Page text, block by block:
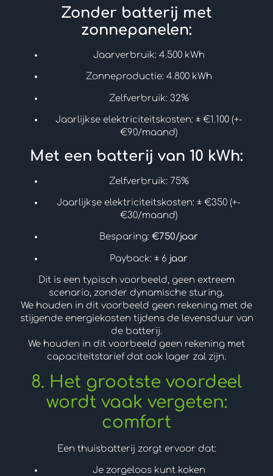
Zonder batterij met
zonnepanelen:
Jaarverbruik: 4.500 kWh
Zonneproductie: 4.800 kWh
Zelfverbruik: 32%
Jaarlijkse elektriciteitskosten: ± €1.100 (+-
€90/maand)
Met een batterij van 10 kWh:
Zelfverbruik: 75%
Jaarlijkse elektriciteitskosten: ± €350 (+-
€30/maand)
Besparing: €750/jaar
Payback: ± 6 jaar
Dit is een typisch voorbeeld, geen extreem
scenario, zonder dynamische sturing.
We houden in dit voorbeeld geen rekening met de
stijgende energiekosten tijdens de levensduur van
de batterij.
We houden in dit voorbeeld geen rekening met
capaciteitstarief dat ook lager zal zijn.
8. Het grootste voordeel
wordt vaak vergeten:
comfort
Een thuisbatterij zorgt ervoor dat:
Je zorgeloos kunt koken